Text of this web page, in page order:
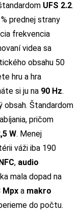
UFS 2.2.
prednej strany
frekvencia
videa sa
obsahu 50
hru a hra
si ju na 90 Hz.
obsah. Štandardom
pričom
W. Menej
váži iba 190
NFC, audio
mala dopad na
Mpx a makro
do počtu.